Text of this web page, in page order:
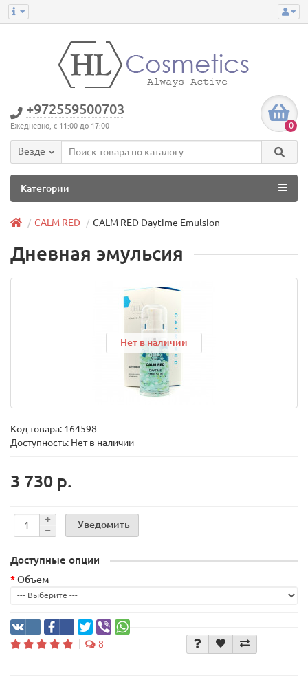
+972559500703
Ежедневно, с 11:00 до 17:00 0
Везде
Категории
CALM RED CALM RED Daytime Emulsion
Дневная эмульсия
Нет в наличии
Код товара: 164598
Доступность: Нет в наличии
3 730 р.
Уведомить
Доступные опции
Объём
8